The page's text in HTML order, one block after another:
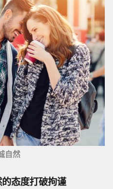
自然
态度打破拘谨